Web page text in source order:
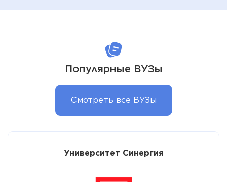
Популярные ВУЗы
Смотреть все ВУЗы
Университет Синергия